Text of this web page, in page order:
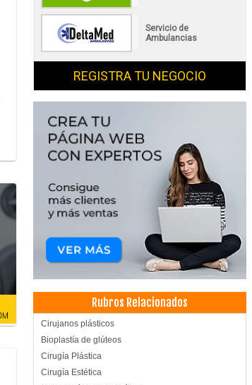
Servicio de
Ambulancias
REGISTRA TU NEGOCIO
Rubros Relacionados
Cirujanos plásticos
Bioplastía de glúteos
Cirugía Plástica
Cirugía Estética